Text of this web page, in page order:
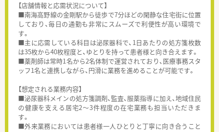
【店舗情報と応需状況について】
■南海高野線の金剛駅から徒歩で7分ほどの閑静な住宅街に位置
しており、毎日の通勤も非常にスムーズで利便性が高い環境で
す。
■主に応需している科目は泌尿器科で、1日あたりの処方箋枚数
は35枚から40枚程度と、ゆとりを持って患者様と向き合えます。
■薬剤師は常時1名から2名体制で運営されており、医療事務スタ
ッフ1名と連携しながら、円滑に業務を進めることが可能です。
【想定される業務内容】
■泌尿器科メインの処方箋調剤、監査、服薬指導に加え、地域住民
の健康を支える居宅2～3件程度の在宅業務も担当いただきま
す。
■外来業務においては患者様一人ひとりと丁寧に向き合うこと